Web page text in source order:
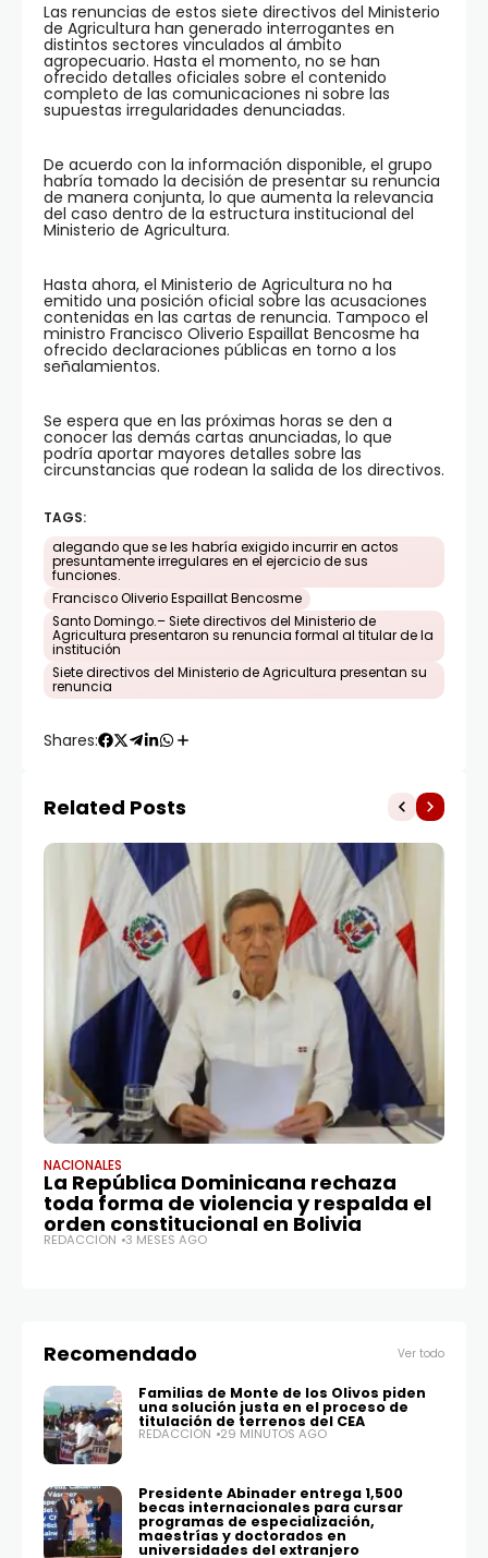
Las renuncias de estos siete directivos del Ministerio
de Agricultura han generado interrogantes en
distintos sectores vinculados al ámbito
agropecuario. Hasta el momento, no se han
ofrecido detalles oficiales sobre el contenido
completo de las comunicaciones ni sobre las
supuestas irregularidades denunciadas.
De acuerdo con la información disponible, el grupo
habría tomado la decisión de presentar su renuncia
de manera conjunta, lo que aumenta la relevancia
del caso dentro de la estructura institucional del
Ministerio de Agricultura.
Hasta ahora, el Ministerio de Agricultura no ha
emitido una posición oficial sobre las acusaciones
contenidas en las cartas de renuncia. Tampoco el
ministro Francisco Oliverio Espaillat Bencosme ha
ofrecido declaraciones públicas en torno a los
señalamientos.
Se espera que en las próximas horas se den a
conocer las demás cartas anunciadas, lo que
podría aportar mayores detalles sobre las
circunstancias que rodean la salida de los directivos.
TAGS:
alegando que se les habría exigido incurrir en actos
presuntamente irregulares en el ejercicio de sus
funciones.
Francisco Oliverio Espaillat Bencosme
Santo Domingo.– Siete directivos del Ministerio de
Agricultura presentaron su renuncia formal al titular de la
institución
Siete directivos del Ministerio de Agricultura presentan su
renuncia
Shares:
Related Posts
NACIONALES
La República Dominicana rechaza
toda forma de violencia y respalda el
orden constitucional en Bolivia
REDACCIÓN 3 MESES AGO
Recomendado Ver todo
Familias de Monte de los Olivos piden
una solución justa en el proceso de
titulación de terrenos del CEA
REDACCIÓN 29 MINUTOS AGO
Presidente Abinader entrega 1,500
becas internacionales para cursar
programas de especialización,
maestrías y doctorados en
universidades del extranjero